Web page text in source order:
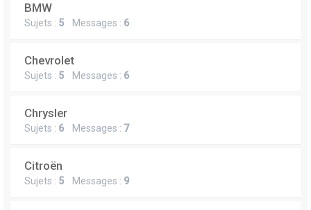
BMW
Sujets : 5 Messages : 6
Chevrolet
Sujets : 5 Messages : 6
Chrysler
Sujets : 6 Messages : 7
Citroën
Sujets : 5 Messages : 9